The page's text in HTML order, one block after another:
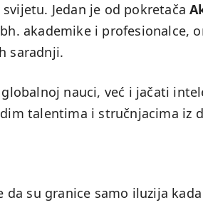
Jedan je od pokretača
akademike i profesionalce,
saradnji.
nauci, već i jačati
talentima i stručnjacima iz
su granice samo iluzija